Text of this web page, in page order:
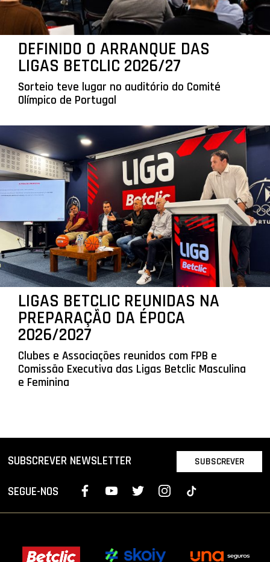
DEFINIDO O ARRANQUE DAS
LIGAS BETCLIC 2026/27
Sorteio teve lugar no auditório do Comité
Olímpico de Portugal
LIGAS BETCLIC REUNIDAS NA
PREPARAÇÃO DA ÉPOCA
2026/2027
Clubes e Associações reunidos com FPB e
Comissão Executiva das Ligas Betclic Masculina
e Feminina
SUBSCREVER NEWSLETTER SUBSCREVER
SEGUE-NOS